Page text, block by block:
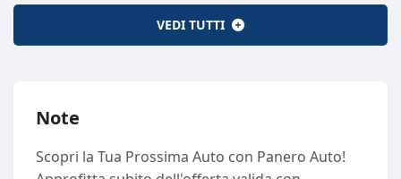
Colore Esterno: GRIGIO
Massa a vuoto
Km: 1514
VEDI TUTTI
Note
Scopri la Tua Prossima Auto con Panero Auto!